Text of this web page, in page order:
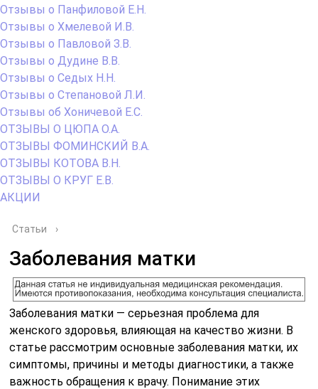
Отзывы о Панфиловой Е.Н.
Отзывы о Хмелевой И.В.
Отзывы о Павловой З.В.
Отзывы о Дудине В.В.
Отзывы о Седых Н.Н.
Отзывы о Степановой Л.И.
Отзывы об Хоничевой Е.С.
ОТЗЫВЫ О ЦЮПА О.А.
ОТЗЫВЫ ФОМИНСКИЙ В.А.
ОТЗЫВЫ КОТОВА В.Н.
ОТЗЫВЫ О КРУГ Е.В.
АКЦИИ
Статьи ›
Заболевания матки
Заболевания матки — серьезная проблема для
женского здоровья, влияющая на качество жизни. В
статье рассмотрим основные заболевания матки, их
симптомы, причины и методы диагностики, а также
важность обращения к врачу. Понимание этих